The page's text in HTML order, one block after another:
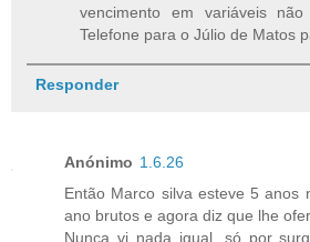
vencimento em variáveis
Telefone para o Júlio de Matos
Responder
Anónimo 1.6.26
Então Marco silva esteve 5 anos
ano brutos e agora diz que lhe
Nunca vi nada igual, só por